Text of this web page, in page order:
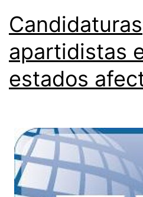
Candidaturas
apartidistas
estados